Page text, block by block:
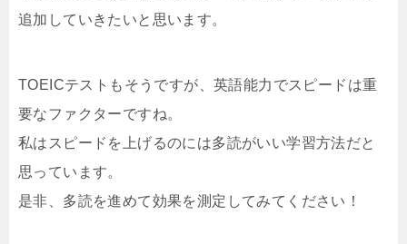
追加していきたいと思います。
TOEICテストもそうですが、英語能力でスピードは重
要なファクターですね。
私はスピードを上げるのには多読がいい学習方法だと
思っています。
是非、多読を進めて効果を測定してみてください！